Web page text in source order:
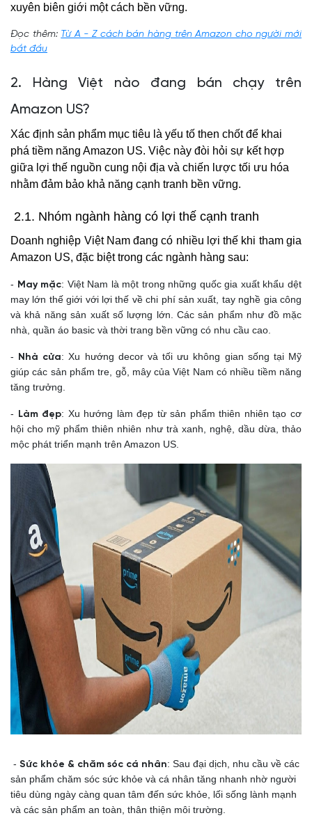
xuyên biên giới một cách bền vững.
Đọc thêm: Từ A - Z cách bán hàng trên Amazon cho người mới
bắt đầu
2. Hàng Việt nào đang bán chạy trên
Amazon US?
Xác định sản phẩm mục tiêu là yếu tố then chốt để khai
phá tiềm năng Amazon US. Việc này đòi hỏi sự kết hợp
giữa lợi thế nguồn cung nội địa và chiến lược tối ưu hóa
nhằm đảm bảo khả năng cạnh tranh bền vững.
2.1. Nhóm ngành hàng có lợi thế cạnh tranh
Doanh nghiệp Việt Nam đang có nhiều lợi thế khi tham gia
Amazon US, đặc biệt trong các ngành hàng sau:
- May mặc: Việt Nam là một trong những quốc gia xuất khẩu dệt
may lớn thế giới với lợi thế về chi phí sản xuất, tay nghề gia công
và khả năng sản xuất số lượng lớn. Các sản phẩm như đồ mặc
nhà, quần áo basic và thời trang bền vững có nhu cầu cao.
- Nhà cửa: Xu hướng decor và tối ưu không gian sống tại Mỹ
giúp các sản phẩm tre, gỗ, mây của Việt Nam có nhiều tiềm năng
tăng trưởng.
- Làm đẹp: Xu hướng làm đẹp từ sản phẩm thiên nhiên tạo cơ
hội cho mỹ phẩm thiên nhiên như trà xanh, nghệ, dầu dừa, thảo
mộc phát triển mạnh trên Amazon US.
- Sức khỏe & chăm sóc cá nhân: Sau đại dịch, nhu cầu về các
sản phẩm chăm sóc sức khỏe và cá nhân tăng nhanh nhờ người
tiêu dùng ngày càng quan tâm đến sức khỏe, lối sống lành mạnh
và các sản phẩm an toàn, thân thiện môi trường.